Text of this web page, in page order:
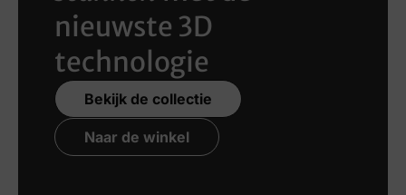
nieuwste 3D
technologie
Bekijk de collectie
Naar de winkel